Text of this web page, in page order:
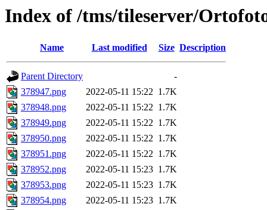
Index of /tms/tileserver/
Name Last modified Size Description
Parent Directory
-
378947.png
2022-05-11 15:22 1.7K
378948.png
2022-05-11 15:22 1.7K
378949.png
2022-05-11 15:22 1.7K
378950.png
2022-05-11 15:22 1.7K
378951.png
2022-05-11 15:22 1.7K
378952.png
2022-05-11 15:23 1.7K
378953.png
2022-05-11 15:23 1.7K
378954.png
2022-05-11 15:23 1.7K